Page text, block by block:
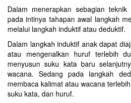
Dalam menerapkan sebagian
pada intinya tahapan awal langkah
melalui langkah induktif atau deduktif.
Dalam langkah induktif anak dapat
atau mengenalkan huruf terlebih
menyusun suku kata baru
wacana. Sedang pada langkah
membaca kalimat atau wacana
suku kata, dan huruf.